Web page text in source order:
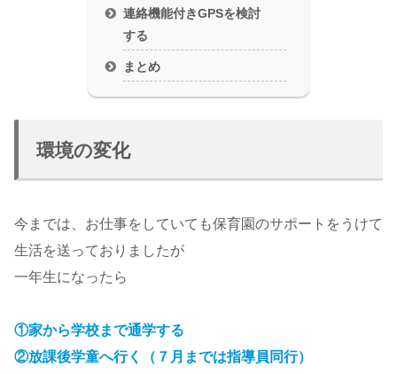
連絡機能付きGPSを検討
する
まとめ
環境の変化
今までは、お仕事をしていても保育園のサポートをうけて
生活を送っておりましたが
一年生になったら
①家から学校まで通学する
②放課後学童へ行く（７月までは指導員同行）